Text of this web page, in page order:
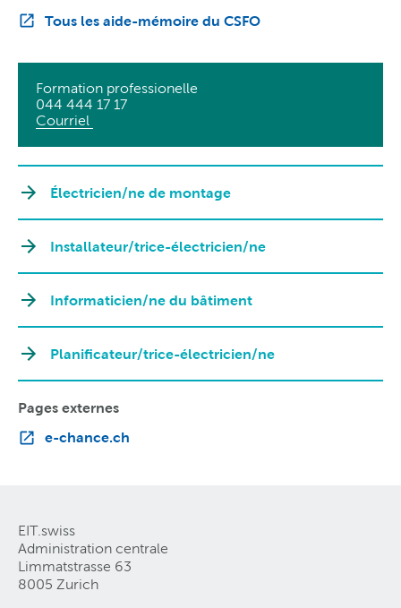
Tous les aide-mémoire du CSFO
Formation professionelle
044 444 17 17
Courriel
Électricien/ne de montage
Installateur/trice-électricien/ne
Informaticien/ne du bâtiment
Planificateur/trice-électricien/ne
Pages externes
e-chance.ch
EIT.swiss
Administration centrale
Limmatstrasse 63
8005 Zurich